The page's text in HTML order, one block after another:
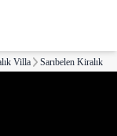
Villa Sarıbelen Kiralık